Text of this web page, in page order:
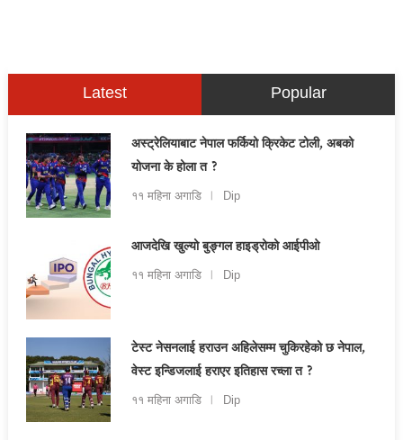
Latest Popular
अस्ट्रेलियाबाट नेपाल फर्कियो क्रिकेट टोली, अबको
योजना के होला त ?
११ महिना अगाडि Dip
आजदेखि खुल्यो बुङ्गल हाइड्रोको आईपीओ
११ महिना अगाडि Dip
टेस्ट नेसनलाई हराउन अहिलेसम्म चुकिरहेको छ नेपाल,
वेस्ट इन्डिजलाई हराएर इतिहास रच्ला त ?
११ महिना अगाडि Dip